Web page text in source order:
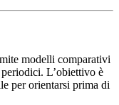
modelli comparativi
L’obiettivo è
per orientarsi prima di